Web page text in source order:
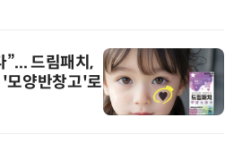
”... 드림패치,
'모양반창고'로